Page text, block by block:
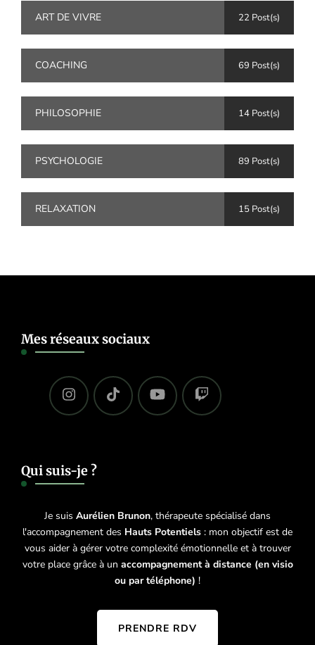
ART DE VIVRE 22 Post(s)
COACHING 69 Post(s)
PHILOSOPHIE 14 Post(s)
PSYCHOLOGIE 89 Post(s)
RELAXATION 15 Post(s)
Mes réseaux sociaux
Qui suis-je ?
Je suis Aurélien Brunon, thérapeute spécialisé dans
l'accompagnement des Hauts Potentiels : mon objectif est de
vous aider à gérer votre complexité émotionnelle et à trouver
votre place grâce à un accompagnement à distance (en visio
ou par téléphone) !
PRENDRE RDV